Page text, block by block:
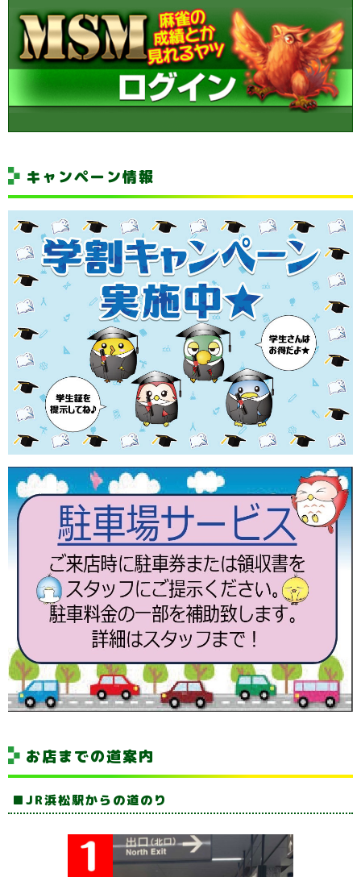
キャンペーン情報
お店までの道案内
JR浜松駅からの道のり